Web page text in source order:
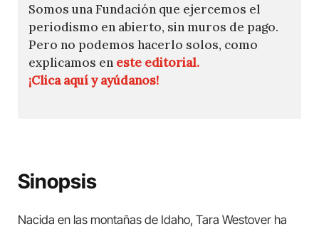
Somos una Fundación que ejercemos el
periodismo en abierto, sin muros de pago.
Pero no podemos hacerlo solos, como
explicamos en este editorial.
¡Clica aquí y ayúdanos!
Sinopsis
Nacida en las montañas de Idaho, Tara Westover ha